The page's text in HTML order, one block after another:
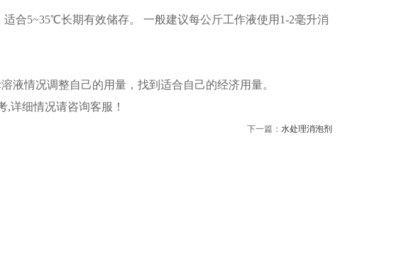
合5~35℃长期有效储存。 一般建议每公斤工作液使用1-2毫升消
液情况调整自己的用量，找到适合自己的经济用量。
,详细情况请咨询客服！
下一篇： 水处理消泡剂